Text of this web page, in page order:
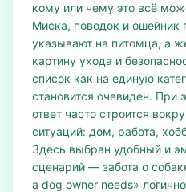
кому или чему это всё
Миска, поводок и ошейник
указывают на питомца, а
картину ухода и
список как на единую
становится очевиден. При
ответ часто строится
ситуаций: дом, работа,
Здесь выбран удобный и
сценарий — забота о
a dog owner needs»